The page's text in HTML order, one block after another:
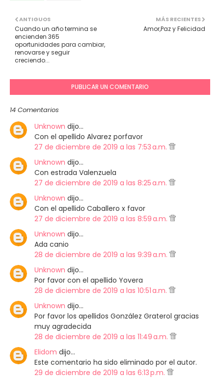
MÁS RECIENTES
Amor,Paz y Felicidad
ANTIGUOS
Cuando un año termina se
encienden 365
oportunidades para cambiar,
renovarse y seguir
creciendo...
PUBLICAR UN COMENTARIO
14 Comentarios
Unknown dijo…
Con el apellido Alvarez porfavor
27 de diciembre de 2019 a las 7:53 a.m.
Unknown dijo…
Con estrada Valenzuela
27 de diciembre de 2019 a las 8:25 a.m.
Unknown dijo…
Con el apellido Caballero x favor
27 de diciembre de 2019 a las 8:59 a.m.
Unknown dijo…
Ada canio
28 de diciembre de 2019 a las 9:39 a.m.
Unknown dijo…
Por favor con el apellido Yovera
28 de diciembre de 2019 a las 10:51 a.m.
Unknown dijo…
Por favor los apellidos González Graterol gracias
muy agradecida
28 de diciembre de 2019 a las 11:49 a.m.
Elidom dijo…
Este comentario ha sido eliminado por el autor.
29 de diciembre de 2019 a las 6:13 p.m.